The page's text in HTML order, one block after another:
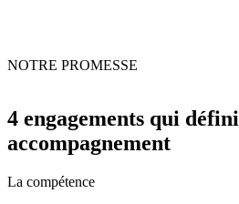
NOTRE PROMESSE
4 engagements qui
accompagnement
La compétence